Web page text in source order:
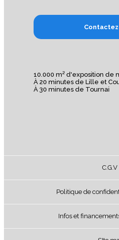
10.000 m² d'exposition de
À 20 minutes de Lille et
À 30 minutes de Tournai
C.G.V
Politique de
Infos et